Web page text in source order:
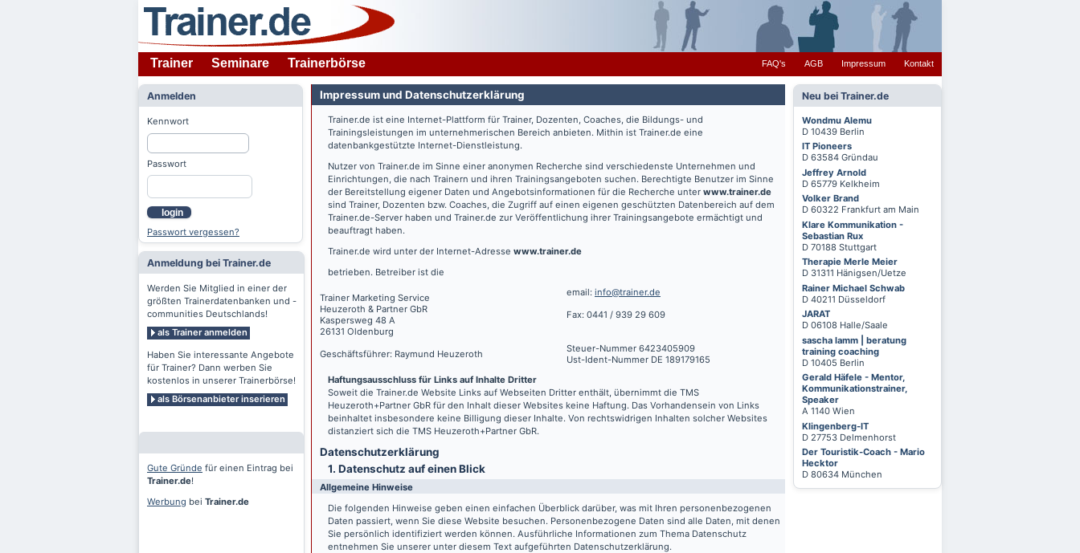
Trainer Seminare Trainerbörse FAQ's AGB Impressum Kontakt
Anmelden
Kennwort
Passwort
login
Passwort vergessen?
Anmeldung bei Trainer.de
Werden Sie Mitglied in einer der
größten Trainerdatenbanken und -
communities Deutschlands!
als Trainer anmelden
Haben Sie interessante Angebote
für Trainer? Dann werben Sie
kostenlos in unserer Trainerbörse!
als Börsenanbieter inserieren
Gute Gründe für einen Eintrag bei
Trainer.de!
Werbung bei Trainer.de
Neu bei Trainer.de
Wondmu Alemu
D 10439 Berlin
IT Pioneers
D 63584 Gründau
Jeffrey Arnold
D 65779 Kelkheim
Volker Brand
D 60322 Frankfurt am Main
Klare Kommunikation -
Sebastian Rux
D 70188 Stuttgart
Therapie Merle Meier
D 31311 Hänigsen/Uetze
Rainer Michael Schwab
D 40211 Düsseldorf
JARAT
D 06108 Halle/Saale
sascha lamm | beratung
training coaching
D 10405 Berlin
Gerald Häfele - Mentor,
Kommunikationstrainer,
Speaker
A 1140 Wien
Klingenberg-IT
D 27753 Delmenhorst
Der Touristik-Coach - Mario
Hecktor
D 80634 München
Impressum und Datenschutzerklärung
Trainer.de ist eine Internet-Plattform für Trainer, Dozenten, Coaches, die Bildungs- und
Trainingsleistungen im unternehmerischen Bereich anbieten. Mithin ist Trainer.de eine
datenbankgestützte Internet-Dienstleistung.
Nutzer von Trainer.de im Sinne einer anonymen Recherche sind verschiedenste Unternehmen und
Einrichtungen, die nach Trainern und ihren Trainingsangeboten suchen. Berechtigte Benutzer im Sinne
der Bereitstellung eigener Daten und Angebotsinformationen für die Recherche unter www.trainer.de
sind Trainer, Dozenten bzw. Coaches, die Zugriff auf einen eigenen geschützten Datenbereich auf dem
Trainer.de-Server haben und Trainer.de zur Veröffentlichung ihrer Trainingsangebote ermächtigt und
beauftragt haben.
Trainer.de wird unter der Internet-Adresse www.trainer.de
betrieben. Betreiber ist die
Trainer Marketing Service
Heuzeroth & Partner GbR
Kaspersweg 48 A
26131 Oldenburg
Geschäftsführer: Raymund Heuzeroth
email: info@trainer.de
Fax: 0441 / 939 29 609
Steuer-Nummer 6423405909
Ust-Ident-Nummer DE 189179165
Haftungsausschluss für Links auf Inhalte Dritter
Soweit die Trainer.de Website Links auf Webseiten Dritter enthält, übernimmt die TMS
Heuzeroth+Partner GbR für den Inhalt dieser Websites keine Haftung. Das Vorhandensein von Links
beinhaltet insbesondere keine Billigung dieser Inhalte. Von rechtswidrigen Inhalten solcher Websites
distanziert sich die TMS Heuzeroth+Partner GbR.
Datenschutz­erklärung
1. Datenschutz auf einen Blick
Allgemeine Hinweise
Die folgenden Hinweise geben einen einfachen Überblick darüber, was mit Ihren personenbezogenen
Daten passiert, wenn Sie diese Website besuchen. Personenbezogene Daten sind alle Daten, mit denen
Sie persönlich identifiziert werden können. Ausführliche Informationen zum Thema Datenschutz
entnehmen Sie unserer unter diesem Text aufgeführten Datenschutzerklärung.